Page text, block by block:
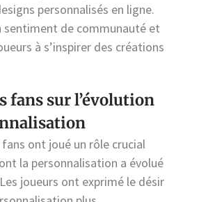
personnalisés en ligne.
sentiment de communauté et
à s’inspirer des créations
fans sur l’évolution
ont joué un rôle crucial
la personnalisation a évolué
joueurs ont exprimé le désir